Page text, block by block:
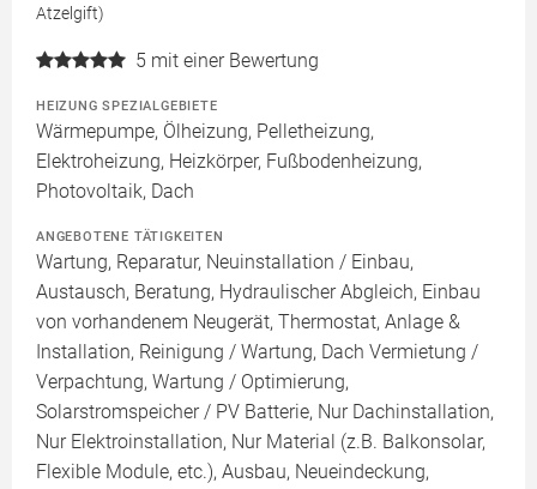
Atzelgift)
5 mit einer Bewertung
HEIZUNG SPEZIALGEBIETE
Wärmepumpe, Ölheizung, Pelletheizung,
Elektroheizung, Heizkörper, Fußbodenheizung,
Photovoltaik, Dach
ANGEBOTENE TÄTIGKEITEN
Wartung, Reparatur, Neuinstallation / Einbau,
Austausch, Beratung, Hydraulischer Abgleich, Einbau
von vorhandenem Neugerät, Thermostat, Anlage &
Installation, Reinigung / Wartung, Dach Vermietung /
Verpachtung, Wartung / Optimierung,
Solarstromspeicher / PV Batterie, Nur Dachinstallation,
Nur Elektroinstallation, Nur Material (z.B. Balkonsolar,
Flexible Module, etc.), Ausbau, Neueindeckung,